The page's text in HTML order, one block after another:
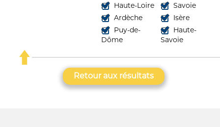
Haute-Loire
Savoie
Ardèche
Isère
Puy-de-
Dôme
Haute-
Savoie
Retour aux résultats